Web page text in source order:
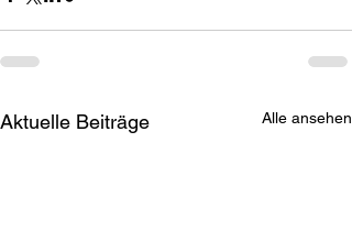
Aktuelle Beiträge Alle ansehen